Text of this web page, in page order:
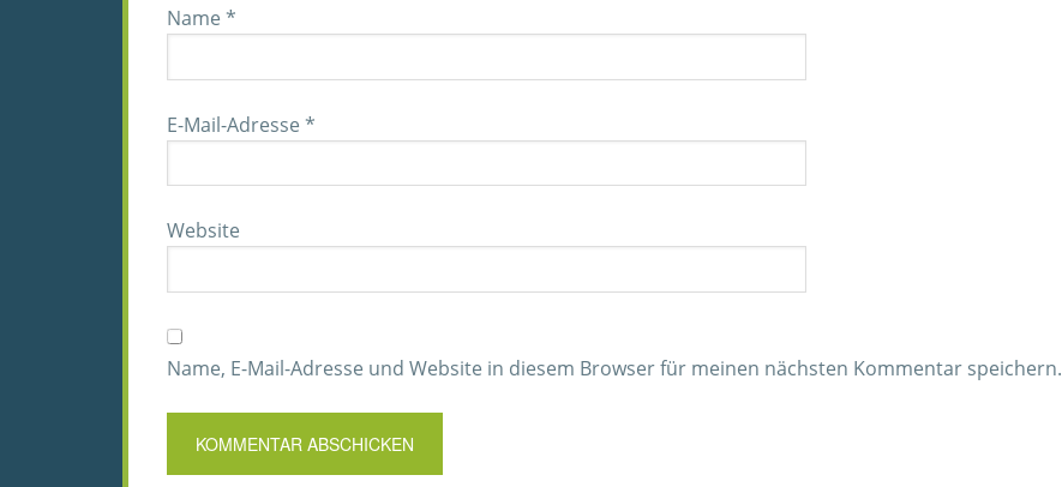
Name *
E-Mail-Adresse *
Website
Name, E-Mail-Adresse und Website in diesem Browser für meinen nächsten Kommentar speichern.